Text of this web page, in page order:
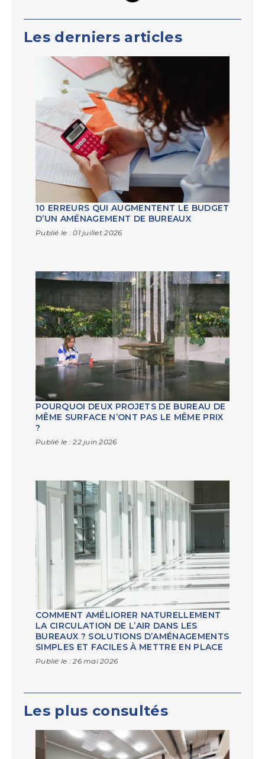
Les derniers articles
10 ERREURS QUI AUGMENTENT LE BUDGET
D’UN AMÉNAGEMENT DE BUREAUX
Publié le : 01 juillet 2026
POURQUOI DEUX PROJETS DE BUREAU DE
MÊME SURFACE N’ONT PAS LE MÊME PRIX
?
Publié le : 22 juin 2026
COMMENT AMÉLIORER NATURELLEMENT
LA CIRCULATION DE L’AIR DANS LES
BUREAUX ? SOLUTIONS D’AMÉNAGEMENTS
SIMPLES ET FACILES À METTRE EN PLACE
Publié le : 26 mai 2026
Les plus consultés